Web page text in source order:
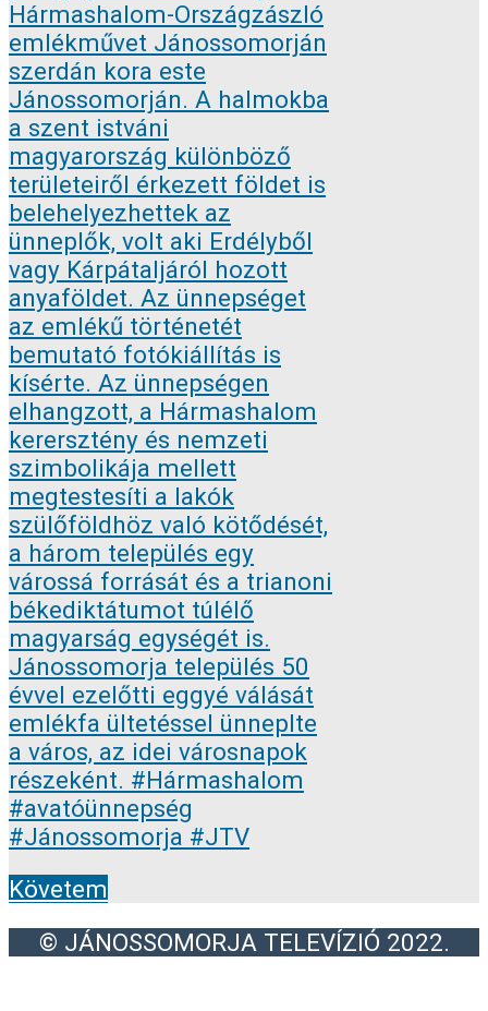
Követem
© JÁNOSSOMORJA TELEVÍZIÓ 2022.